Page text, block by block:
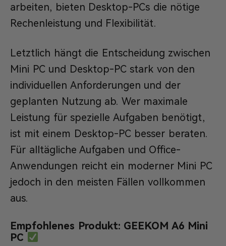
arbeiten, bieten Desktop-PCs die nötige
Rechenleistung und Flexibilität.
Letztlich hängt die Entscheidung zwischen
Mini PC und Desktop-PC stark von den
individuellen Anforderungen und der
geplanten Nutzung ab. Wer maximale
Leistung für spezielle Aufgaben benötigt,
ist mit einem Desktop-PC besser beraten.
Für alltägliche Aufgaben und Office-
Anwendungen reicht ein moderner Mini PC
jedoch in den meisten Fällen vollkommen
aus.
Empfohlenes Produkt: GEEKOM A6 Mini
PC